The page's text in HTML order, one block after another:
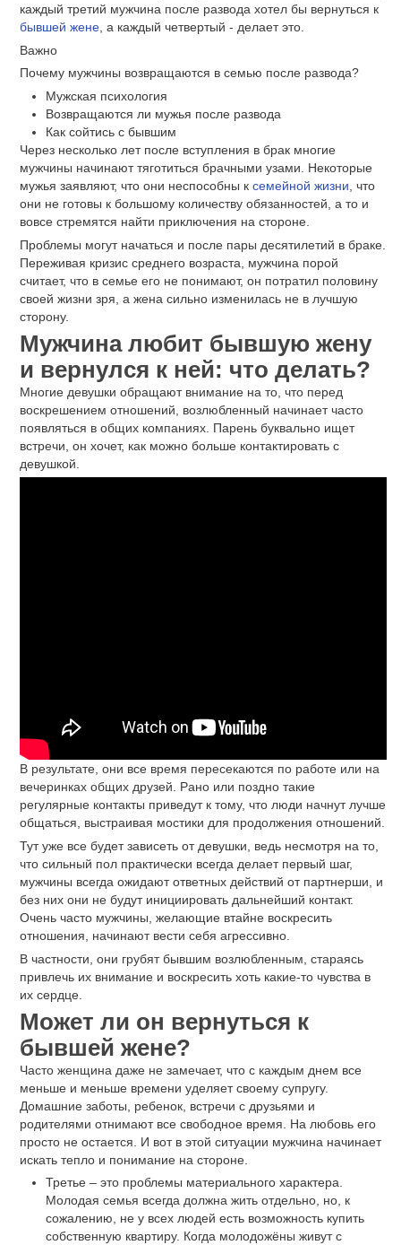
каждый третий мужчина после развода хотел бы вернуться к
бывшей жене , а каждый четвертый - делает это.
Важно
Почему мужчины возвращаются в семью после развода?
Мужская психология
Возвращаются ли мужья после развода
Как сойтись с бывшим
Через несколько лет после вступления в брак многие
мужчины начинают тяготиться брачными узами. Некоторые
мужья заявляют, что они неспособны к семейной жизни , что
они не готовы к большому количеству обязанностей, а то и
вовсе стремятся найти приключения на стороне.
Проблемы могут начаться и после пары десятилетий в браке.
Переживая кризис среднего возраста, мужчина порой
считает, что в семье его не понимают, он потратил половину
своей жизни зря, а жена сильно изменилась не в лучшую
сторону.
Мужчина любит бывшую жену
и вернулся к ней: что делать?
Многие девушки обращают внимание на то, что перед
воскрешением отношений, возлюбленный начинает часто
появляться в общих компаниях. Парень буквально ищет
встречи, он хочет, как можно больше контактировать с
девушкой.
В результате, они все время пересекаются по работе или на
вечеринках общих друзей. Рано или поздно такие
регулярные контакты приведут к тому, что люди начнут лучше
общаться, выстраивая мостики для продолжения отношений.
Тут уже все будет зависеть от девушки, ведь несмотря на то,
что сильный пол практически всегда делает первый шаг,
мужчины всегда ожидают ответных действий от партнерши, и
без них они не будут инициировать дальнейший контакт.
Очень часто мужчины, желающие втайне воскресить
отношения, начинают вести себя агрессивно.
В частности, они грубят бывшим возлюбленным, стараясь
привлечь их внимание и воскресить хоть какие-то чувства в
их сердце.
Может ли он вернуться к
бывшей жене?
Часто женщина даже не замечает, что с каждым днем все
меньше и меньше времени уделяет своему супругу.
Домашние заботы, ребенок, встречи с друзьями и
родителями отнимают все свободное время. На любовь его
просто не остается. И вот в этой ситуации мужчина начинает
искать тепло и понимание на стороне.
Третье – это проблемы материального характера.
Молодая семья всегда должна жить отдельно, но, к
сожалению, не у всех людей есть возможность купить
собственную квартиру. Когда молодожёны живут с